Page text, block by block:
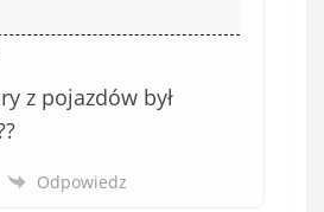
z pojazdów był
Odpowiedz